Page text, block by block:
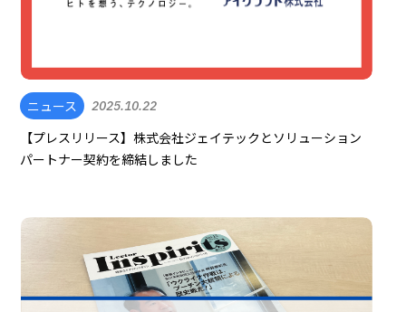
ニュース 2025.10.22
【プレスリリース】株式会社ジェイテックとソリューション
パートナー契約を締結しました